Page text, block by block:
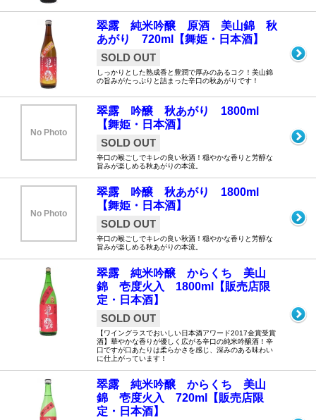
翠露 純米吟醸 原酒 美山錦 秋
あがり 720ml【舞姫・日本酒】
SOLD OUT
しっかりとした熟成香と豊潤で厚みのあるコク！美山錦
の旨みがたっぷりと詰まった辛口の秋あがりです！
No Photo
翠露 吟醸 秋あがり 1800ml
【舞姫・日本酒】
SOLD OUT
辛口の喉ごしでキレの良い秋酒！穏やかな香りと芳醇な
旨みが楽しめる秋あがりの本流。
No Photo
翠露 吟醸 秋あがり 1800ml
【舞姫・日本酒】
SOLD OUT
辛口の喉ごしでキレの良い秋酒！穏やかな香りと芳醇な
旨みが楽しめる秋あがりの本流。
翠露 純米吟醸 からくち 美山
錦 壱度火入 1800ml【販売店限
定・日本酒】
SOLD OUT
【ワイングラスでおいしい日本酒アワード2017金賞受賞
酒】華やかな香りが優しく広がる辛口の純米吟醸酒！辛
口ですが口あたりは柔らかさを感じ、深みのある味わい
に仕上がっています！
翠露 純米吟醸 からくち 美山
錦 壱度火入 720ml【販売店限
定・日本酒】